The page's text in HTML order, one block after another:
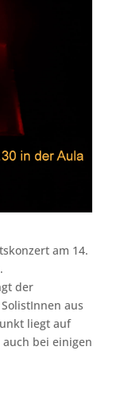
am 14.
der
aus
liegt auf
bei einigen